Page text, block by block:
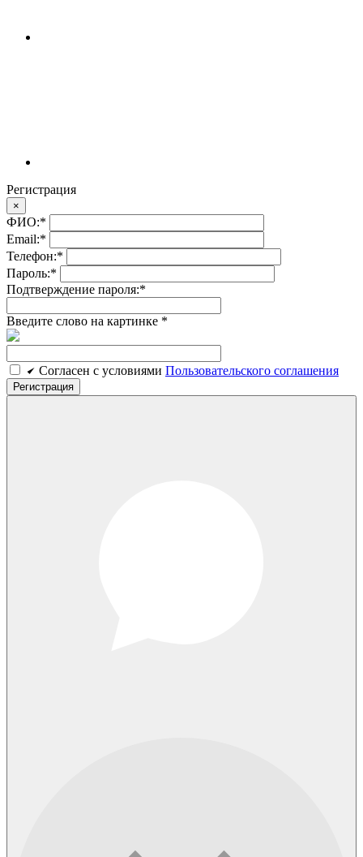
Регистрация
×
ФИО:*
Email:*
Телефон:*
Пароль:*
Подтверждение пароля:*
Введите слово на картинке *
Cогласен c условиями Пользовательского соглашения